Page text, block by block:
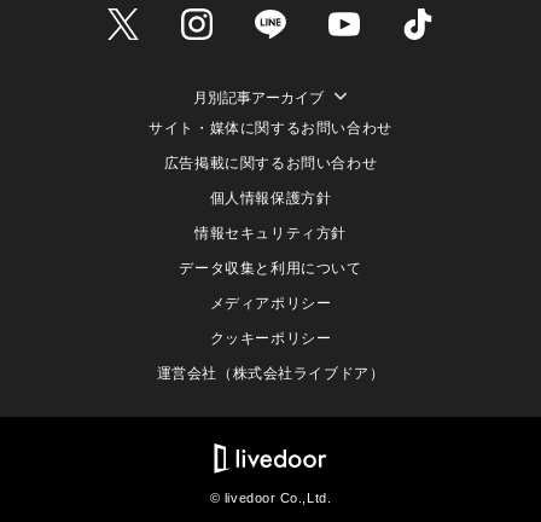
月別記事アーカイブ
サイト・媒体に関するお問い合わせ
広告掲載に関するお問い合わせ
個人情報保護方針
情報セキュリティ方針
データ収集と利用について
メディアポリシー
クッキーポリシー
運営会社（株式会社ライブドア）
© livedoor Co.,Ltd.